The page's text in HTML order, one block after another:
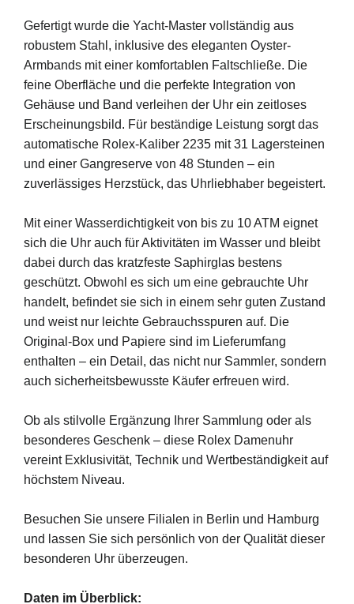
Gefertigtwurde die Yacht-Master vollständig aus
robustem Stahl, inklusive des eleganten Oyster-
Armbands miteiner komfortablen Faltschließe. Die
feine Oberfläche und die perfekte Integration von
Gehäuse und Band verleihen der Uhr ein zeitloses
Erscheinungsbild. Für beständige Leistung sorgtdas
automatische Rolex-Kaliber 2235 mit31 Lagersteinen
und einer Gangreserve von 48 Stunden – ein
zuverlässiges Herzstück, das Uhrliebhaber begeistert.
Miteiner Wasserdichtigkeitvon bis zu 10ATM eignet
sich die Uhr auch fürAktivitäten im Wasser und bleibt
dabei durch das kratzfeste Saphirglas bestens
geschützt. Obwohl es sich um eine gebrauchte Uhr
handelt, befindetsie sich in einem sehr guten Zustand
und weist nur leichte Gebrauchsspuren auf. Die
Original-Box und Papiere sind im Lieferumfang
enthalten – ein Detail, das nicht nur Sammler, sondern
auch sicherheitsbewusste Käufer erfreuen wird.
Ob als stilvolle Ergänzung Ihrer Sammlung oder als
besonderes Geschenk – diese Rolex Damenuhr
vereint Exklusivität, Technik und Wertbeständigkeitauf
höchstem Niveau.
Besuchen Sie unsere Filialen in Berlin und Hamburg
und lassen Sie sich persönlich von der Qualitätdieser
besonderen Uhr überzeugen.
Daten im Überblick: